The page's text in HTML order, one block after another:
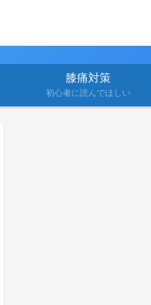
膝痛対策
初心者に読んでほしい